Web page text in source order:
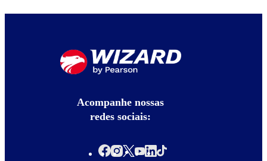
Acompanhe nossas
redes sociais: